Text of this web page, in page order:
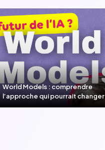
World Models : comprendre
l’approche qui pourrait changer